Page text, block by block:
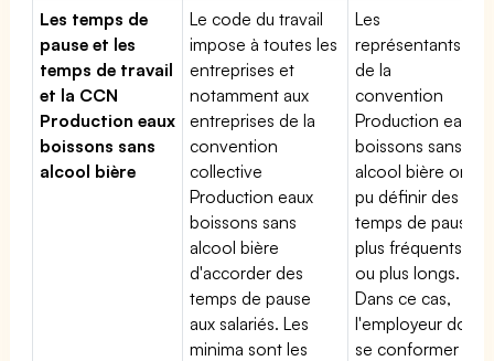
Les temps de
pause et les
temps de travail
et la CCN
Production eaux
boissons sans
alcool bière
Le code du travail
impose à toutes les
entreprises et
notamment aux
entreprises de la
convention
collective
Production eaux
boissons sans
alcool bière
d'accorder des
temps de pause
aux salariés. Les
minima sont les
Les
représentants
de la
convention
Production eaux
boissons sans
alcool bière ont
pu définir des
temps de pause
plus fréquents
ou plus longs.
Dans ce cas,
l'employeur doit
se conformer